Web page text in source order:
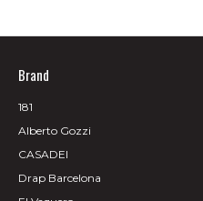
Brand
181
Alberto Gozzi
CASADEI
Drap Barcelona